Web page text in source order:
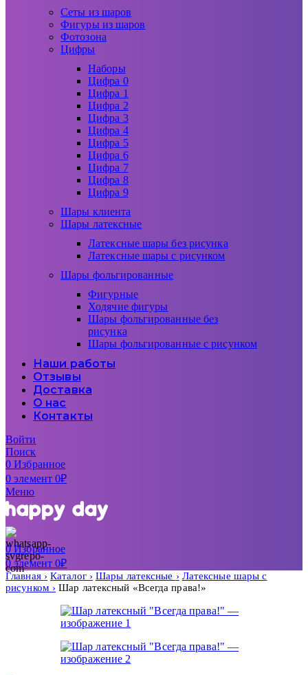
Сеты из шаров
Фигуры из шаров
Фотозона
Цифры
Наборы
Цифра 0
Цифра 1
Цифра 2
Цифра 3
Цифра 4
Цифра 5
Цифра 6
Цифра 7
Цифра 8
Цифра 9
Шары клиента
Шары латексные
Латексные шары без рисунка
Латексные шары с рисунком
Шары фольгированные
Фигурные
Ходячие фигуры
Шары фольгированные без
рисунка
Шары фольгированные с рисунком
Наши работы
Отзывы
Доставка
О нас
Контакты
Войти
Поиск
0Избранное
0элемент 0₽
Меню
0Избранное
0элемент 0₽
Главная Каталог Шары латексные
Латексные шары с
рисунком
Шар латексный «Всегда права!»